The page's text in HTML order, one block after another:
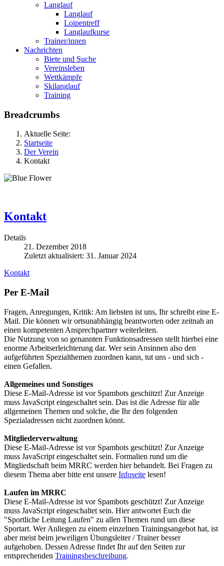
Langlauf
Langlauf
Loipentreff
Langlaufkurse
Trainer/innen
Nachrichten
Biete und Suche
Vereinsleben
Wettkämpfe
Skilanglauf
Training
Breadcrumbs
Aktuelle Seite:
Startseite
Der Verein
Kontakt
Kontakt
Details
21. Dezember 2018
Zuletzt aktualisiert: 31. Januar 2024
Kontakt
Per E-Mail
Fragen, Anregungen, Kritik: Am liebsten ist uns, Ihr schreibt eine E-
Mail. Die können wir ortsunabhängig beantworten oder zeitnah an
einen kompetenten Ansprechpartner weiterleiten.
Die Nutzung von so genannten Funktionsadressen stellt hierbei eine
enorme Arbeitserleichterung dar. Wer sein Ansinnen also den
aufgeführten Spezialthemen zuordnen kann, tut uns - und sich -
einen Gefallen.
Allgemeines und Sonstiges
Diese E-Mail-Adresse ist vor Spambots geschützt! Zur Anzeige
muss JavaScript eingeschaltet sein. Das ist die Adresse für alle
allgemeinen Themen und solche, die Ihr den folgenden
Spezialadressen nicht zuordnen könnt.
Mitgliederverwaltung
Diese E-Mail-Adresse ist vor Spambots geschützt! Zur Anzeige
muss JavaScript eingeschaltet sein. Formalien rund um die
Mitgliedschaft beim MRRC werden hier behandelt. Bei Fragen zu
diesem Thema aber bitte erst unsere Infoseite lesen!
Laufen im MRRC
Diese E-Mail-Adresse ist vor Spambots geschützt! Zur Anzeige
muss JavaScript eingeschaltet sein. Hier antwortet Euch die
"Sportliche Leitung Laufen" zu allen Themen rund um diese
Sportart. Wer Anliegen zu einem einzelnen Trainingsangebot hat, ist
aber meist beim jeweiligen Übungsleiter / Trainer besser
aufgehoben. Dessen Adresse findet Ihr auf den Seiten zur
entsprechenden Trainingsbeschreibung.